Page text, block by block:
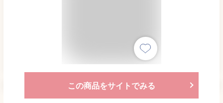
この商品をサイトでみる